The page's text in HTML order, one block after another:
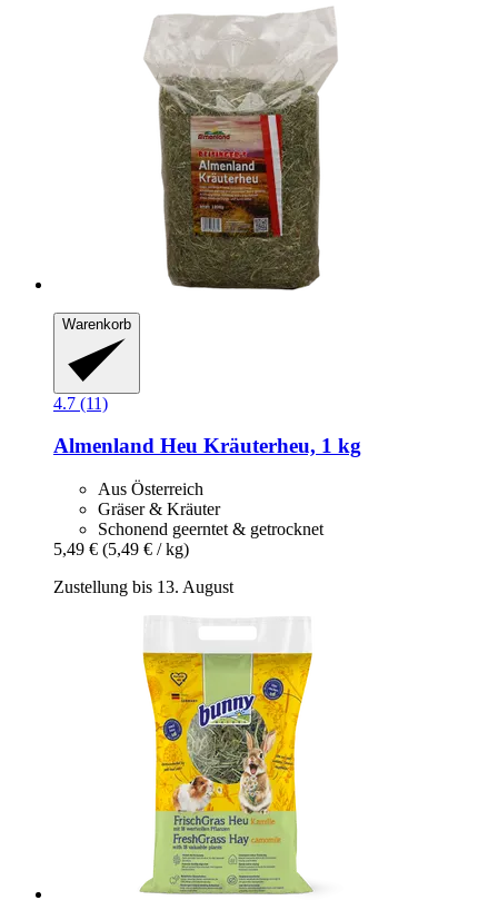
Warenkorb
4.7 (11)
Almenland Heu Kräuterheu, 1 kg
Aus Österreich
Gräser & Kräuter
Schonend geerntet & getrocknet
5,49 € (5,49 € / kg)
Zustellung bis 13. August